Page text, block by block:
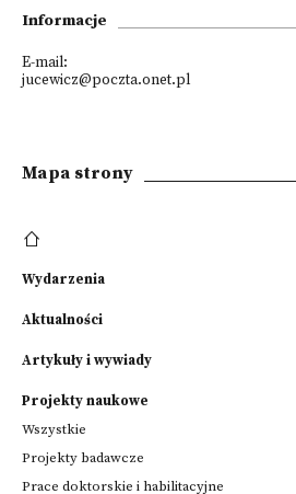
Informacje
E-mail:
jucewicz@poczta.onet.pl
Mapa strony
Wydarzenia
Aktualności
Artykuły i wywiady
Projekty naukowe
Wszystkie
Projekty badawcze
Prace doktorskie i habilitacyjne